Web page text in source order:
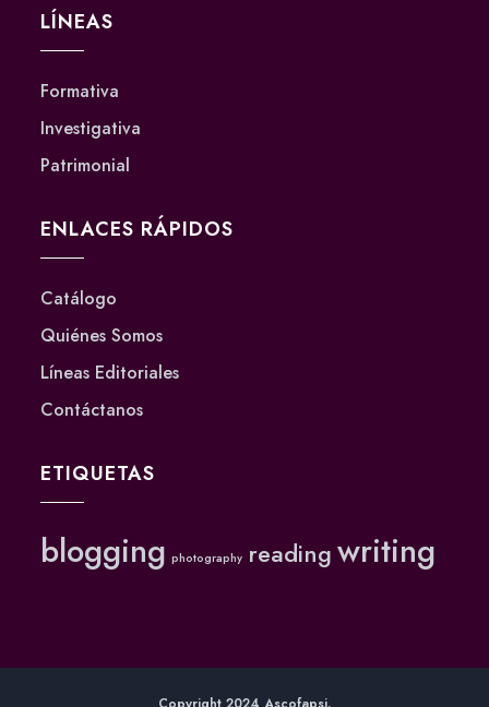
LÍNEAS
Formativa
Investigativa
Patrimonial
ENLACES RÁPIDOS
Catálogo
Quiénes Somos
Líneas Editoriales
Contáctanos
ETIQUETAS
blogging photography reading writing